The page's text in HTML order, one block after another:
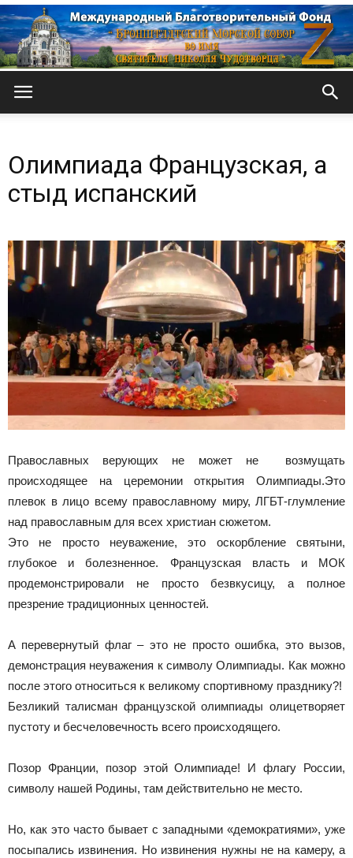
Морской
собор
Олимпиада Французская, а
стыд испанский
Православных верующих не может не возмущать
происходящее на церемонии открытия Олимпиады.Это
плевок в лицо всему православному миру, ЛГБТ-глумление
над православным для всех христиан сюжетом.
Это не просто неуважение, это оскорбление святыни,
глубокое и болезненное. Французская власть и МОК
продемонстрировали не просто безвкусицу, а полное
презрение традиционных ценностей.
А перевернутый флаг – это не просто ошибка, это вызов,
демонстрация неуважения к символу Олимпиады. Как можно
после этого относиться к великому спортивному празднику?!
Безликий талисман французской олимпиады олицетворяет
пустоту и бесчеловечность всего происходящего.
Позор Франции, позор этой Олимпиаде! И флагу России,
символу нашей Родины, там действительно не место.
Но, как это часто бывает с западными «демократиями», уже
посыпались извинения. Но извинения нужны не на камеру, а